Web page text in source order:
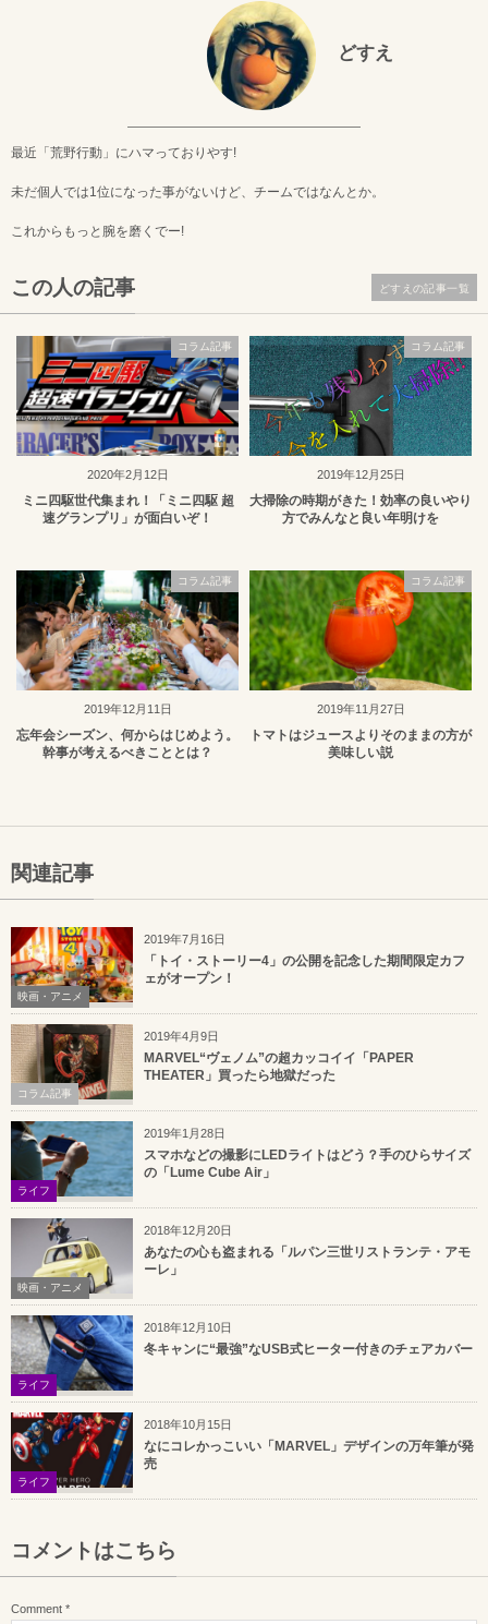
どすえ
最近「荒野行動」にハマっておりやす!
未だ個人では1位になった事がないけど、チームではなんとか。
これからもっと腕を磨くでー!
この人の記事
2020年2月12日
コラム記事
ミニ四駆世代集まれ！「ミニ四駆 超
速グランプリ」が面白いぞ！
2019年12月25日
コラム記事
大掃除の時期がきた！効率の良いやり
方でみんなと良い年明けを
2019年12月11日
コラム記事
忘年会シーズン、何からはじめよう。
幹事が考えるべきこととは？
2019年11月27日
コラム記事
トマトはジュースよりそのままの方が
美味しい説
どすえの記事一覧
関連記事
2019年7月16日
映画・アニメ
「トイ・ストーリー4」の公開を記念した期間限定カフ
ェがオープン！
2019年4月9日
コラム記事
MARVEL“ヴェノム”の超カッコイイ「PAPER
THEATER」買ったら地獄だった
2019年1月28日
ライフ
スマホなどの撮影にLEDライトはどう？手のひらサイズ
の「Lume Cube Air」
2018年12月20日
映画・アニメ
あなたの心も盗まれる「ルパン三世リストランテ・アモ
ーレ」
2018年12月10日
ライフ
冬キャンに“最強”なUSB式ヒーター付きのチェアカバー
2018年10月15日
ライフ
なにコレかっこいい「MARVEL」デザインの万年筆が発
売
コメントはこちら
Comment *